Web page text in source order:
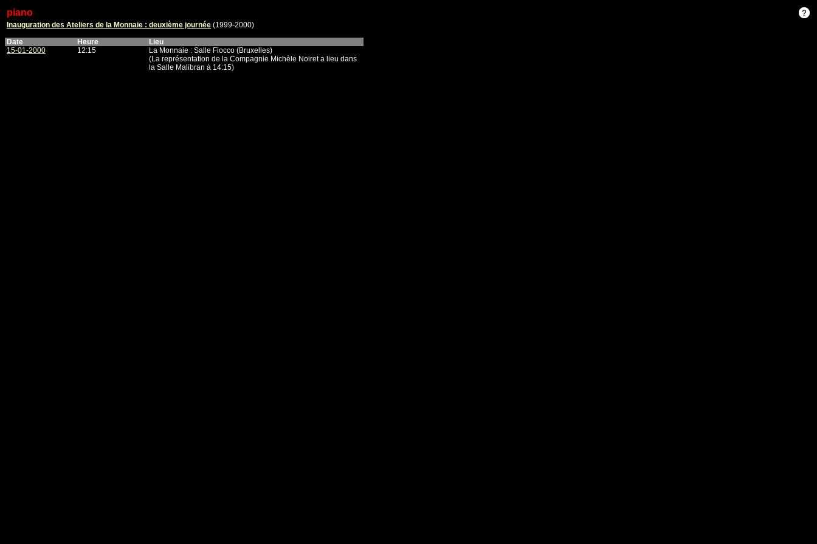
piano
Inauguration des Ateliers de la Monnaie : deuxième journée (1999-2000)
Date
Heure
Lieu
15-01-2000
12:15
La Monnaie : Salle Fiocco (Bruxelles)
(La représentation de la Compagnie Michèle Noiret a lieu dans
la Salle Malibran à 14:15)